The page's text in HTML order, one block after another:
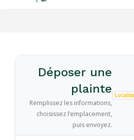
Déposer une
plainte
Remplissez les informations,
choisissez l’emplacement,
puis envoyez.